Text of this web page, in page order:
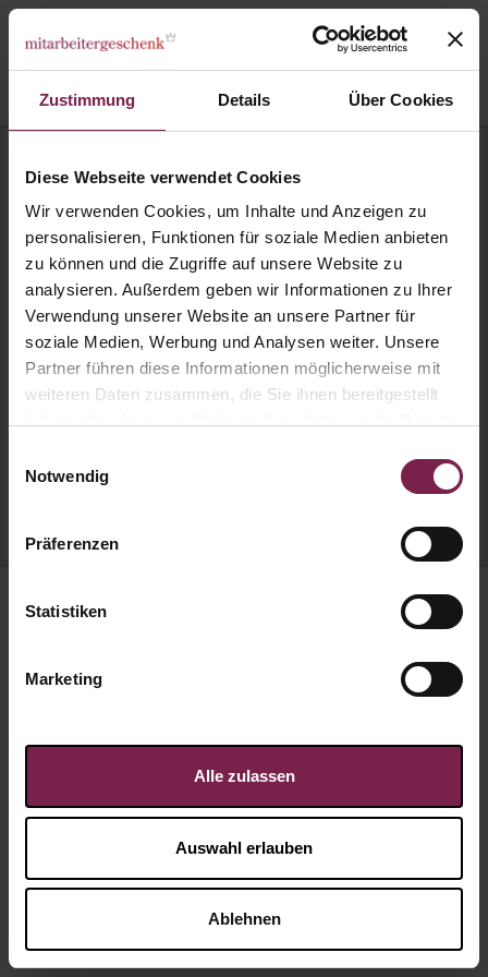
Zustimmung Details Über Cookies
Diese Webseite verwendet Cookies
Wir verwenden Cookies, um Inhalte und Anzeigen zu
personalisieren, Funktionen für soziale Medien anbieten
zu können und die Zugriffe auf unsere Website zu
analysieren. Außerdem geben wir Informationen zu Ihrer
Verwendung unserer Website an unsere Partner für
soziale Medien, Werbung und Analysen weiter. Unsere
Partner führen diese Informationen möglicherweise mit
weiteren Daten zusammen, die Sie ihnen bereitgestellt
Notwendig
Präferenzen
Statistiken
Marketing
Alle zulassen
Auswahl erlauben
Ablehnen
Alle Bestseller auf einen
Blick
Preisfilter Anlass Geeignet für
Für Mitarbeiter Für Kunden